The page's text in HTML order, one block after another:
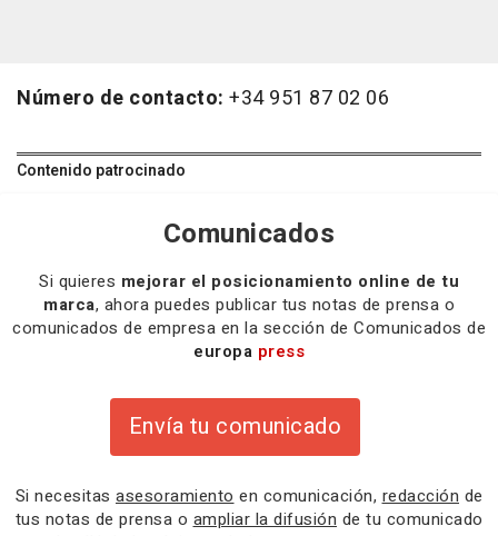
Número de contacto: +34 951 87 02 06
Contenido patrocinado
Comunicados
Si quieres mejorar el posicionamiento online de tu
marca, ahora puedes publicar tus notas de prensa o
comunicados de empresa en la sección de Comunicados de
europa press
Envía tu comunicado
Si necesitas asesoramiento en comunicación, redacción de
tus notas de prensa o ampliar la difusión de tu comunicado